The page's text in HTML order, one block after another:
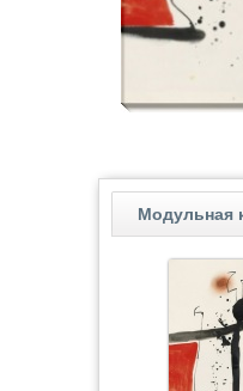
Модульная